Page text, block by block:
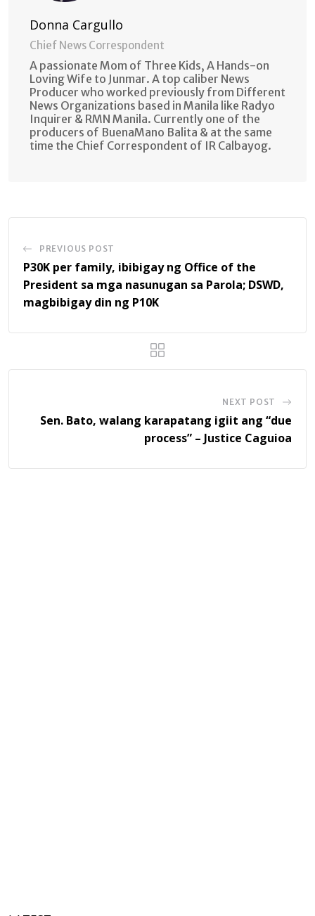
Donna Cargullo
Chief News Correspondent
A passionate Mom of Three Kids, A Hands-on
Loving Wife to Junmar. A top caliber News
Producer who worked previously from Different
News Organizations based in Manila like Radyo
Inquirer & RMN Manila. Currently one of the
producers of BuenaMano Balita & at the same
time the Chief Correspondent of IR Calbayog.
PREVIOUS POST
P30K per family, ibibigay ng Office of the
President sa mga nasunugan sa Parola; DSWD,
magbibigay din ng P10K
NEXT POST
Sen. Bato, walang karapatang igiit ang “due
process” – Justice Caguioa